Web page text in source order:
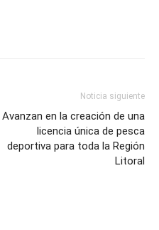
Noticia siguiente
Avanzan en la creación de una
licencia única de pesca
deportiva para toda la Región
Litoral